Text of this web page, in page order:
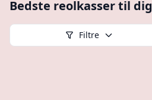
Bedste reolkasser til dig
Filtre